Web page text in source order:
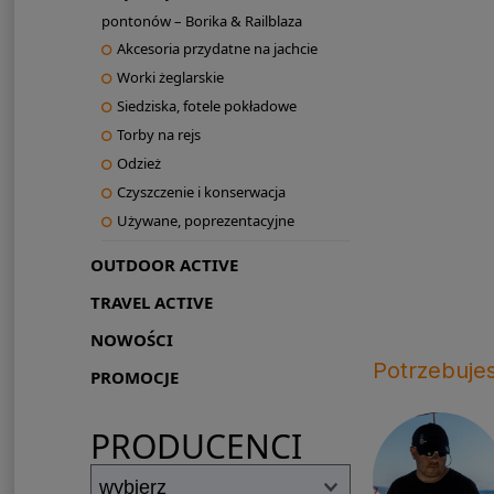
pontonów – Borika & Railblaza
Akcesoria przydatne na jachcie
Worki żeglarskie
Siedziska, fotele pokładowe
Torby na rejs
Odzież
Czyszczenie i konserwacja
Używane, poprezentacyjne
OUTDOOR ACTIVE
TRAVEL ACTIVE
NOWOŚCI
PROMOCJE
PRODUCENCI